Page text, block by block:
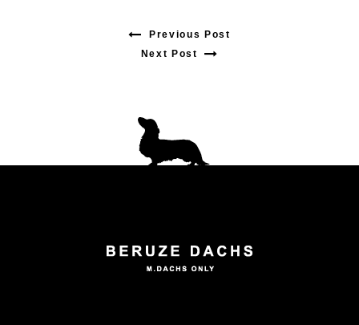
Previous Post
Next Post